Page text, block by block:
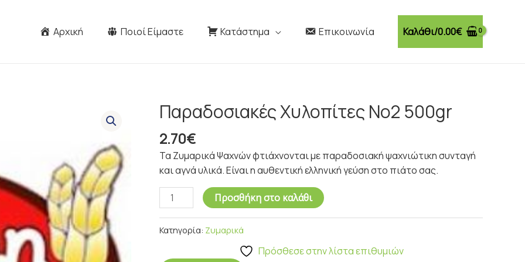
Αρχική Ποιοί Είμαστε Κατάστημα Επικοινωνία Καλάθι/0.00€
Παραδοσιακές Χυλοπίτες Νο2 500gr
2.70€
Τα Ζυμαρικά Ψαχνών φτιάχνονται με παραδοσιακή ψαχνιώτικη συνταγή
και αγνά υλικά. Είναι η αυθεντική ελληνική γεύση στο πιάτο σας.
Παραδοσιακές
Χυλοπίτες
Νο2
500gr
ποσότητα
Προσθήκη στο καλάθι
Κατηγορία: Ζυμαρικά
Πρόσθεσε στην λίστα επιθυμιών